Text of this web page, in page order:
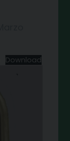
Download